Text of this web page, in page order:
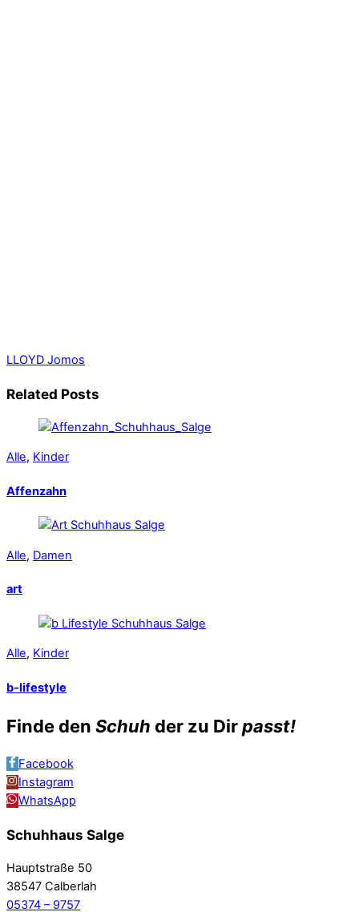
LLOYD Jomos
Related Posts
Alle, Kinder
Affenzahn
Alle, Damen
art
Alle, Kinder
b-lifestyle
Finde den Schuh der zu Dirpasst!
Facebook
Instagram
WhatsApp
Schuhhaus Salge
Hauptstraße 50
38547 Calberlah
05374 – 9757